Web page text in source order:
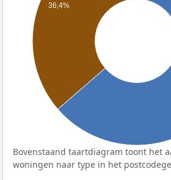
36,4%
Bovenstaand taartdiagram toont het
woningen naar type in het